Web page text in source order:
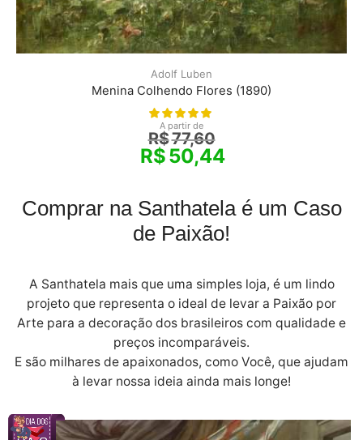
Adolf Luben
Menina Colhendo Flores (1890)
A partir de
R$77,60
R$50,44
Comprar na Santhatela é um Caso
de Paixão!
A Santhatela mais que uma simples loja, é um lindo
projeto que representa o ideal de levar a Paixão por
Arte para a decoração dos brasileiros com qualidade e
preços incomparáveis.
E são milhares de apaixonados, como Você, que ajudam
à levar nossa ideia ainda mais longe!